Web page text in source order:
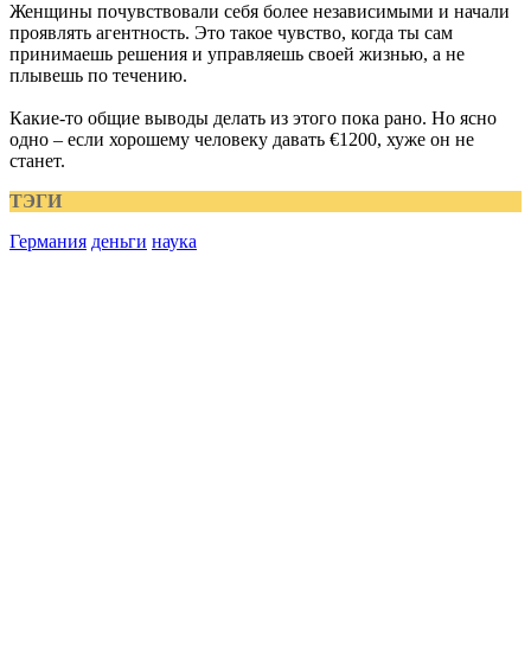
Женщины почувствовали себя более независимыми и начали
проявлять агентность. Это такое чувство, когда ты сам
принимаешь решения и управляешь своей жизнью, а не
плывешь по течению.
Какие-то общие выводы делать из этого пока рано. Но ясно
одно – если хорошему человеку давать €1200, хуже он не
станет.
ТЭГИ
Германия деньги наука